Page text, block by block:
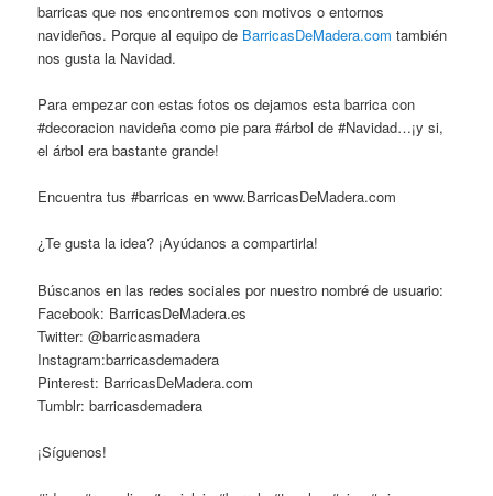
barricas que nos encontremos con motivos o entornos
navideños. Porque al equipo de BarricasDeMadera.com también
nos gusta la Navidad.
Para empezar con estas fotos os dejamos esta barrica con
#decoracion navideña como pie para #árbol de #Navidad…¡y si,
el árbol era bastante grande!
Encuentra tus #barricas en www.BarricasDeMadera.com
¿Te gusta la idea? ¡Ayúdanos a compartirla!
Búscanos en las redes sociales por nuestro nombré de usuario:
Facebook: BarricasDeMadera.es
Twitter: @barricasmadera
Instagram:barricasdemadera
Pinterest: BarricasDeMadera.com
Tumblr: barricasdemadera
¡Síguenos!